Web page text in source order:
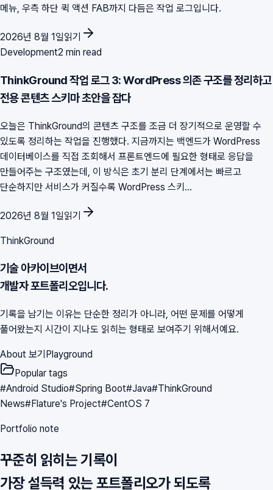
메뉴, 우측 하단 퀵 액션 FAB까지 다듬은 작업 로그입니다.
2026년 8월 1일읽기
Development2 min read
ThinkGround 작업 로그 3: WordPress 의존 구조를 정리하고
전용 콘텐츠 스키마 초안을 잡다
오늘은 ThinkGround의 콘텐츠 구조를 조금 더 장기적으로 운영할 수
있도록 정리하는 작업을 진행했다. 지금까지는 백엔드가 WordPress
데이터베이스를 직접 조회해서 프론트엔드에 필요한 형태로 응답을
만들어주는 구조였는데, 이 방식은 초기 분리 단계에서는 빠르고
단순하지만 서비스가 커질수록 WordPress 스키...
2026년 8월 1일읽기
ThinkGround
기술 아카이브이면서
개발자 포트폴리오입니다.
기록을 남기는 이유는 단순한 정리가 아니라, 어떤 문제를 어떻게
풀어왔는지 시간이 지나도 읽히는 형태로 보여주기 위해서예요.
About 보기Playground
Popular tags
#Android Studio#Spring Boot#Java#ThinkGround
News#Flature's Project#CentOS 7
Portfolio note
꾸준히 읽히는 기록이
가장 설득력 있는 포트폴리오가 되도록